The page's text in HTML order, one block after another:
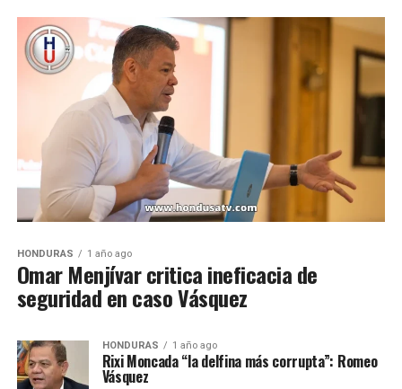
HONDURAS 1 año ago
Omar Menjívar critica ineficacia de
seguridad en caso Vásquez
HONDURAS 1 año ago
Rixi Moncada “la delfina más corrupta”: Romeo
Vásquez